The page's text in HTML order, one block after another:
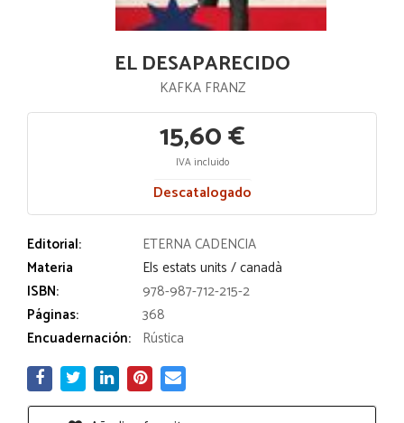
EL DESAPARECIDO
KAFKA FRANZ
15,60 €
IVA incluido
Descatalogado
Editorial:
ETERNA CADENCIA
Materia
Els estats units / canadà
ISBN:
978-987-712-215-2
Páginas:
368
Encuadernación: Rústica